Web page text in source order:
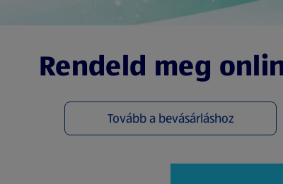
Rendeld meg
Tovább a bevásárláshoz
(új oldalon nyílik meg)